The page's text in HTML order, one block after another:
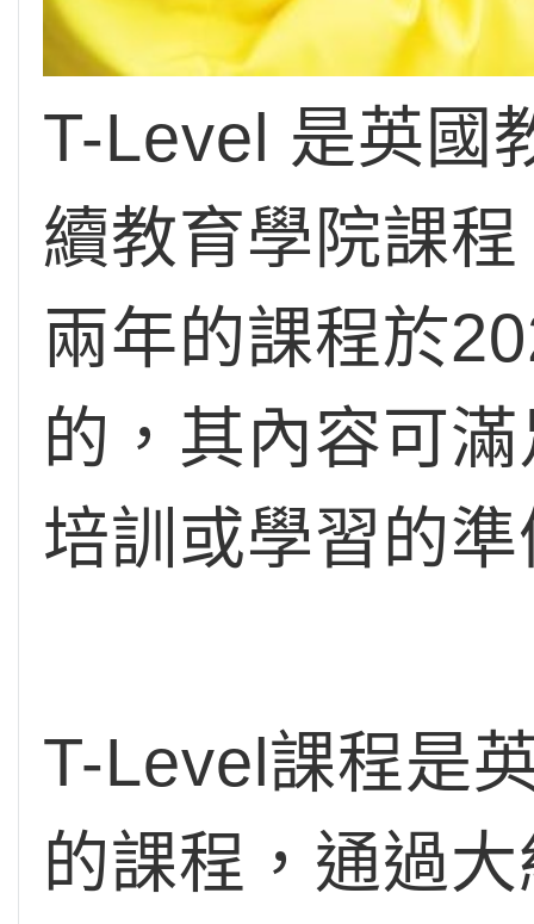
T-Level 是英國
續教育學院課
兩年的課程於
的，其內容可
培訓或學習的
T-Level課程是
的課程，通過